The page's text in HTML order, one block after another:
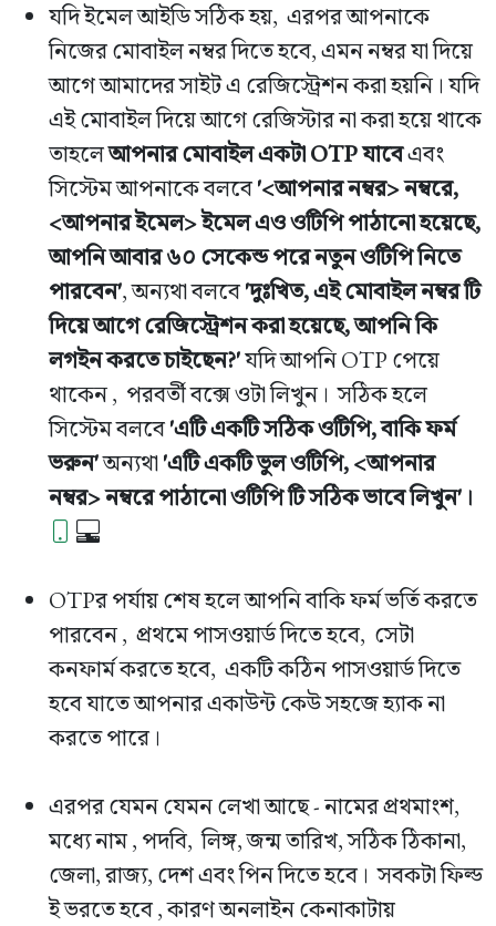
যদি ইমেল আইডি সঠিক হয়, এরপর আপনাকে
নিজের মোবাইল নম্বর দিতে হবে, এমন নম্বর যা দিয়ে
আগে আমাদের সাইট এ রেজিস্ট্রেশন করা হয়নি। যদি
এই মোবাইল দিয়ে আগে রেজিস্টার না করা হয়ে থাকে
তাহলেআপনার মোবাইল একটা OTP যাবেএবং
সিস্টেম আপনাকে বলবে'<আপনার নম্বর> নম্বরে,
<আপনার ইমেল> ইমেল এও ওটিপি পাঠানো হয়েছে,
আপনি আবার ৬০ সেকেন্ড পরে নতুন ওটিপি নিতে
পারবেন', অন্যথা বলবে'দুঃখিত, এই মোবাইল নম্বর টি
দিয়ে আগে রেজিস্ট্রেশন করা হয়েছে, আপনি কি
লগইন করতে চাইছেন?'যদি আপনি OTP পেয়ে
থাকেন , পরবর্তী বক্সে ওটা লিখুন। সঠিক হলে
সিস্টেম বলবে'এটি একটি সঠিক ওটিপি, বাকি ফর্ম
ভরুন'অন্যথা'এটি একটি ভুল ওটিপি, <আপনার
নম্বর> নম্বরে পাঠানো ওটিপি টি সঠিক ভাবে লিখুন'।
OTPর পর্যায় শেষ হলে আপনি বাকি ফর্ম ভর্তি করতে
পারবেন , প্রথমে পাসওয়ার্ড দিতে হবে, সেটা
কনফার্ম করতে হবে, একটি কঠিন পাসওয়ার্ড দিতে
হবে যাতে আপনার একাউন্ট কেউ সহজে হ্যাক না
করতে পারে।
এরপর যেমন যেমন লেখা আছে - নামের প্রথমাংশ,
মধ্যে নাম , পদবি, লিঙ্গ, জন্ম তারিখ, সঠিক ঠিকানা,
জেলা, রাজ্য, দেশ এবং পিন দিতে হবে। সবকটা ফিল্ড
ই ভরতে হবে , কারণ অনলাইন কেনাকাটায়